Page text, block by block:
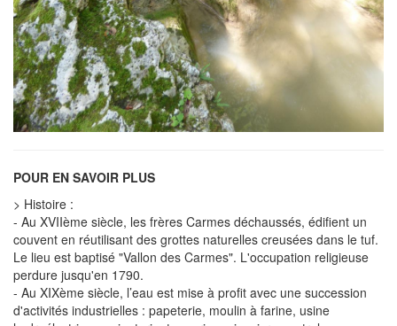
POUR EN SAVOIR PLUS
> Histoire :
- Au XVIIème siècle, les frères Carmes déchaussés, édifient un
couvent en réutilisant des grottes naturelles creusées dans le tuf.
Le lieu est baptisé "Vallon des Carmes". L'occupation religieuse
perdure jusqu'en 1790.
- Au XIXème siècle, l’eau est mise à profit avec une succession
d'activités industrielles : papeterie, moulin à farine, usine